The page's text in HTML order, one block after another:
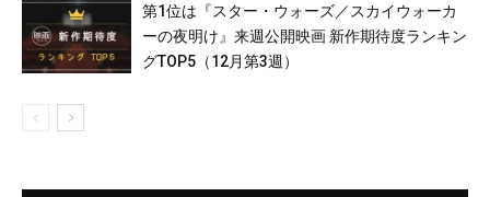
第1位は『スター・ウォーズ／スカイウォーカ
ーの夜明け』来週公開映画 新作期待度ランキン
グTOP5（12月第3週）